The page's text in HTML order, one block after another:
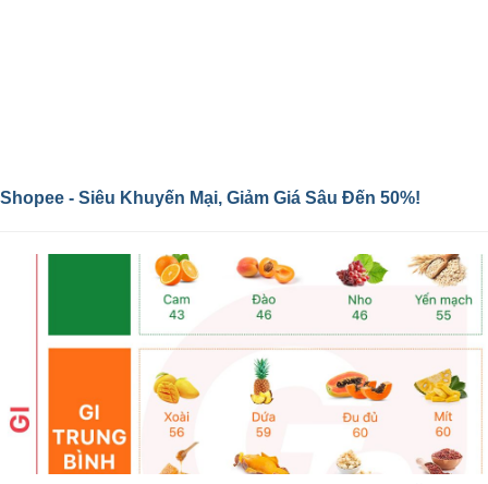
Shopee - Siêu Khuyến Mại, Giảm Giá Sâu Đến 50%!